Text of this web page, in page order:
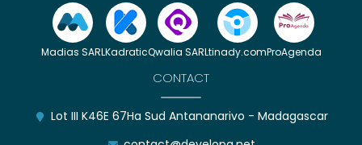
Madias SARLKadraticQwalia SARLtinady.comProAgenda
CONTACT
Lot III K46E 67Ha Sud Antananarivo - Madagascar